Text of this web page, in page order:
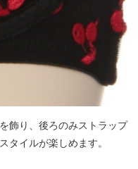
飾り、後ろのみストラップ
タイルが楽しめます。